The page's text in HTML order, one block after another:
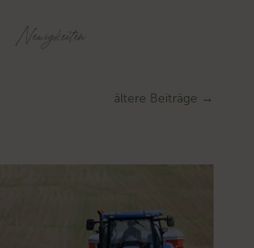
Neuigkeiten
ältere Beiträge →